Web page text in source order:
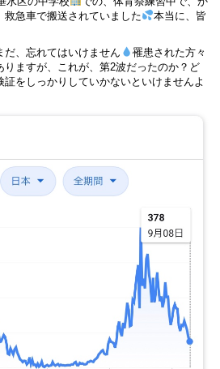
急車で搬送されていました
本当に、皆
だ、忘れてはいけません
罹患された方々
ますが、これが、第2波だったのか？ど
をしっかりしていかないといけませんよ